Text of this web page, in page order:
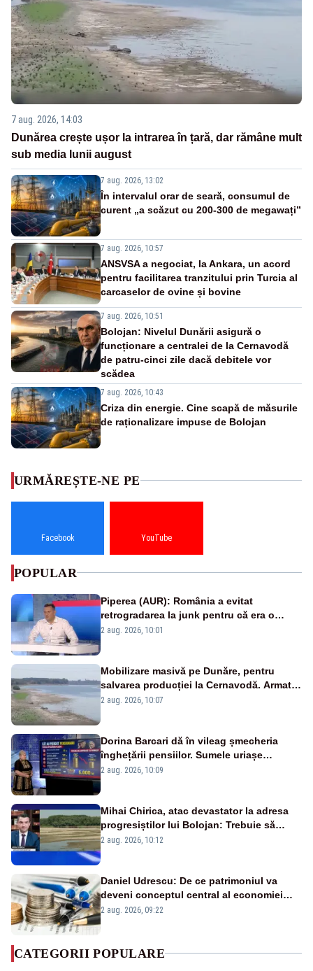
7 aug. 2026, 14:03
Dunărea crește ușor la intrarea în țară, dar rămâne mult
sub media lunii august
7 aug. 2026, 13:02
În intervalul orar de seară, consumul de
curent „a scăzut cu 200-300 de megawați”
7 aug. 2026, 10:57
ANSVSA a negociat, la Ankara, un acord
pentru facilitarea tranzitului prin Turcia al
carcaselor de ovine și bovine
7 aug. 2026, 10:51
Bolojan: Nivelul Dunării asigură o
funcționare a centralei de la Cernavodă
de patru-cinci zile dacă debitele vor
scădea
7 aug. 2026, 10:43
Criza din energie. Cine scapă de măsurile
de raționalizare impuse de Bolojan
URMĂREȘTE-NE PE
Facebook YouTube
POPULAR
Piperea (AUR): România a evitat
retrogradarea la junk pentru că era o
catastrofă pentru bănci și fondurile de
2 aug. 2026, 10:01
Mobilizare masivă pe Dunăre, pentru
salvarea producției la Cernavodă. Armata
va detona o stâncă și va devia apa
2 aug. 2026, 10:07
Dorina Barcari dă în vileag șmecheria
înghețării pensiilor. Sumele uriașe
pierdute de fiecare român
2 aug. 2026, 10:09
Mihai Chirica, atac devastator la adresa
progresiștilor lui Bolojan: Trebuie să
protejăm și natura, dar nu șținem omaneii
2 aug. 2026, 10:12
Daniel Udrescu: De ce patrimoniul va
deveni conceptul central al economiei
viitoare?
2 aug. 2026, 09:22
CATEGORII POPULARE